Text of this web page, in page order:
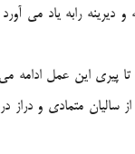
و ديرينه رابه ياد مي
پيري اين عمل ادامه
ساليان متمادي و